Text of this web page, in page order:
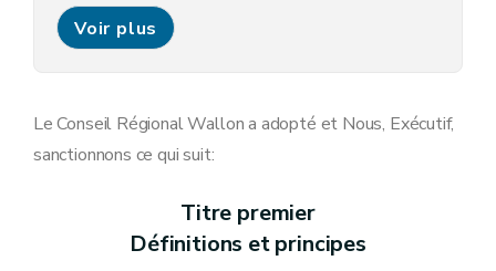
Art. 13
Art. 14
Art. 15
Titre IV Dispositions pénales et générales
Art. 19
Voir plus
Le Conseil Régional Wallon a adopté et Nous, Exécutif,
sanctionnons ce qui suit:
Titre premier
Définitions et principes